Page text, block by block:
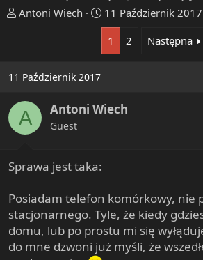
T
a
d
s
a
e
Antoni Wiech
R
o
p
ę
11 Październik 2017
1
2 Następna
11 Październik 2017
A Antoni Wiech
Guest
Sprawa jest taka:
Posiadam telefon komórkowy, nie
stacjonarnego. Tyle, że kiedy
domu, lub po prostu mi się
do mne dzwoni już myśli, że